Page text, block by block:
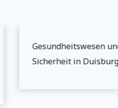
Gesundheitswesen und
Sicherheit in Duisburg